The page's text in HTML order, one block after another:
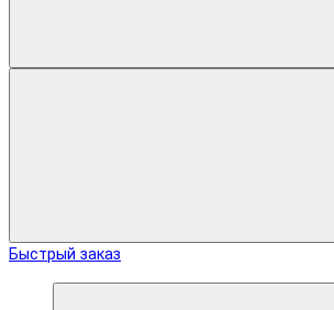
Быстрый заказ